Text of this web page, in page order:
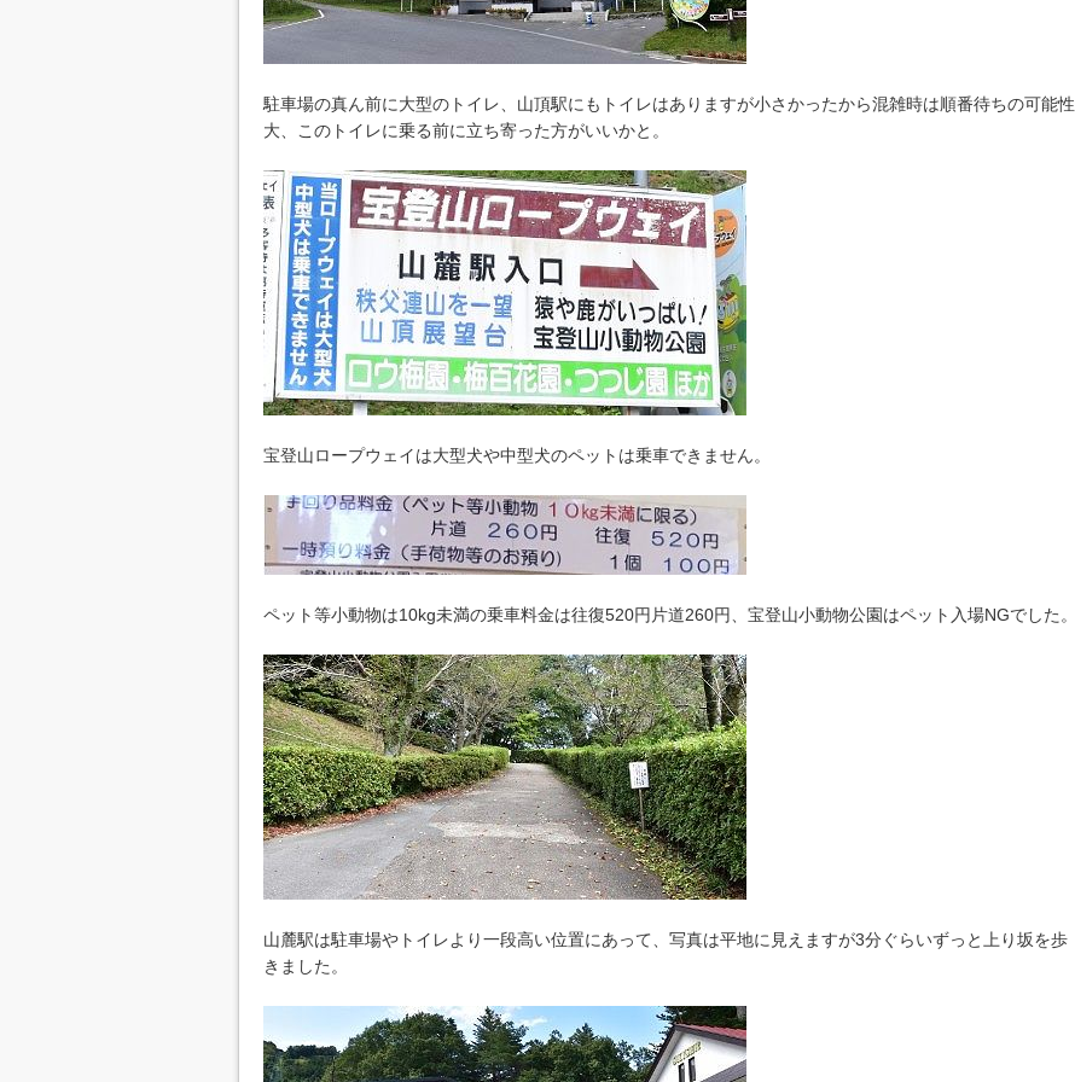
駐車場の真ん前に大型のトイレ、山頂駅にもトイレはありますが小さかったから混雑時は順番待ちの可能性
大、このトイレに乗る前に立ち寄った方がいいかと。
宝登山ロープウェイは大型犬や中型犬のペットは乗車できません。
ペット等小動物は10kg未満の乗車料金は往復520円片道260円、宝登山小動物公園はペット入場NGでした。
山麓駅は駐車場やトイレより一段高い位置にあって、写真は平地に見えますが3分ぐらいずっと上り坂を歩
きました。